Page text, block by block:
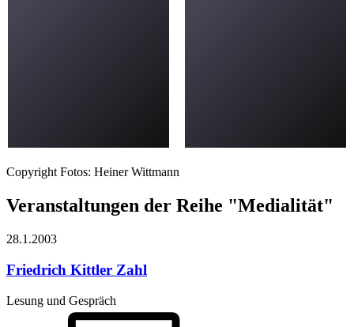
Copyright Fotos: Heiner Wittmann
Veranstaltungen der Reihe "Medialität"
28.1.2003
Friedrich Kittler Zahl
Lesung und Gespräch